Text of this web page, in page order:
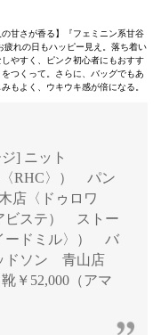
甘さが香る】『フェミニン系甘谷
疲れの日もハッピー見え。落ち着い
やすく、ピンク初心者にもおすす
つくって。さらに、バッグでもあ
もよく、ウキウキ感が倍になる。
] ニット
〈RHC〉） パン
店〈ドゥロワ
ビステ） ストー
ードミル〉） バ
ドソン 青山店
￥52,000（アマ